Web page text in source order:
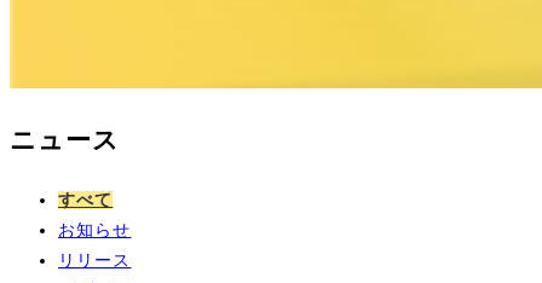
ニュース
すべて
お知らせ
リリース